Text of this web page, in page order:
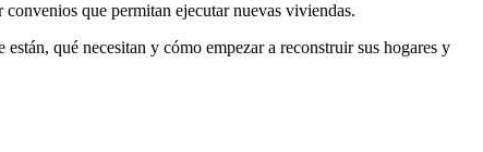
que permitan ejecutar nuevas viviendas.
qué necesitan y cómo empezar a reconstruir sus hogares y